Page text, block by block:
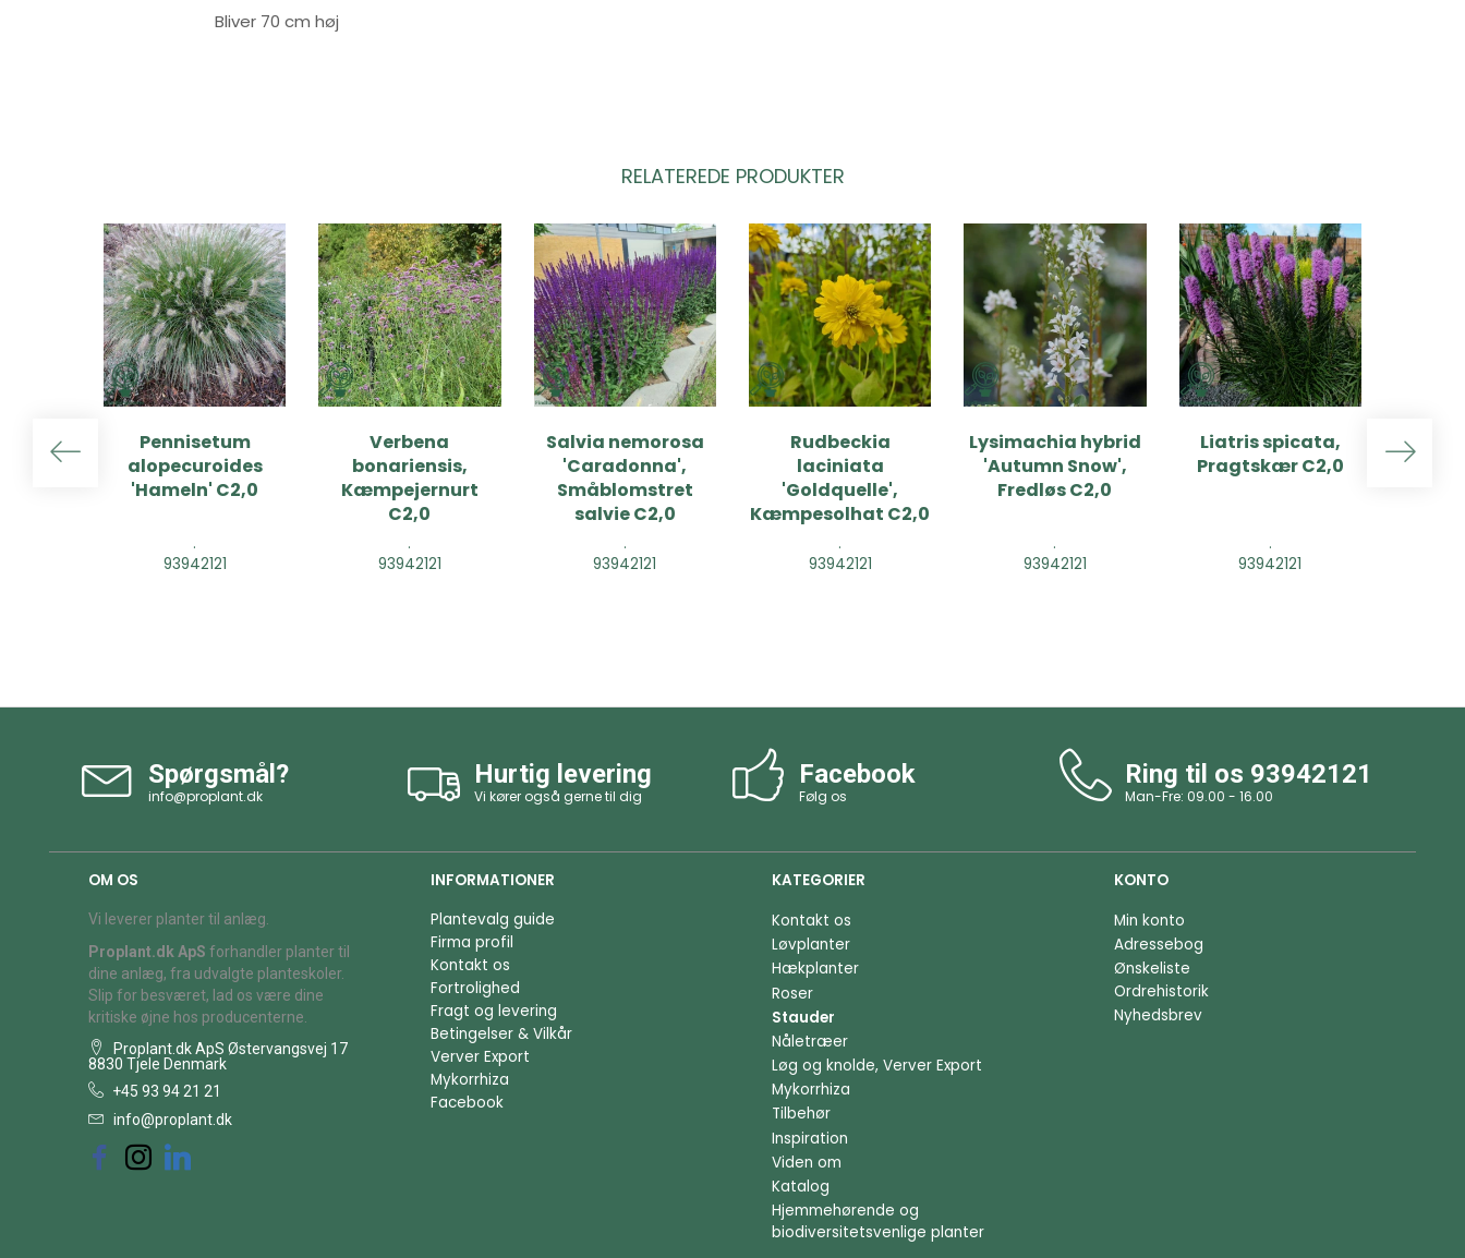
Bliver 70 cm høj
RELATEREDE PRODUKTER
Pennisetum
alopecuroides
'Hameln' C2,0
.
93942121
Verbena
bonariensis,
Kæmpejernurt
C2,0
.
93942121
Salvia nemorosa
'Caradonna',
Småblomstret
salvie C2,0
.
93942121
Rudbeckia
laciniata
'Goldquelle',
Kæmpesolhat C2,0
.
93942121
Lysimachia hybrid
'Autumn Snow',
Fredløs C2,0
.
93942121
Liatris spicata,
Pragtskær C2,0
.
93942121
Spørgsmål?
info@proplant.dk
Hurtig levering
Vi kører også gerne til dig
Facebook
Følg os
Ring til os 93942121
Man-Fre: 09.00 - 16.00
OM OS
Vi leverer planter til anlæg.
Proplant.dk ApS forhandler planter til
dine anlæg, fra udvalgte planteskoler.
Slip for besværet, lad os være dine
kritiske øjne hos producenterne.
Proplant.dk ApS Østervangsvej 17
8830 Tjele Denmark
+45 93 94 21 21
info@proplant.dk
INFORMATIONER
Plantevalg guide
Firma profil
Kontakt os
Fortrolighed
Fragt og levering
Betingelser & Vilkår
Verver Export
Mykorrhiza
Facebook
KATEGORIER
Kontakt os
Løvplanter
Hækplanter
Roser
Stauder
Nåletræer
Løg og knolde, Verver Export
Mykorrhiza
Tilbehør
Inspiration
Viden om
Katalog
Hjemmehørende og
biodiversitetsvenlige planter
KONTO
Min konto
Adressebog
Ønskeliste
Ordrehistorik
Nyhedsbrev